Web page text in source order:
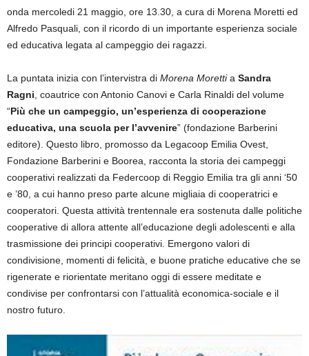
onda mercoledi 21 maggio, ore 13.30, a cura di Morena Moretti ed
Alfredo Pasquali, con il ricordo di un importante esperienza sociale
ed educativa legata al campeggio dei ragazzi.
La puntata inizia con l’intervistra di Morena Morettia Sandra
Ragni , coautrice con Antonio Canovi e Carla Rinaldi del volume
“Più che un campeggio, un’esperienza di cooperazione
educativa, una scuola per l’avvenire” (fondazione Barberini
editore). Questo libro, promosso da Legacoop Emilia Ovest,
Fondazione Barberini e Boorea, racconta la storia dei campeggi
cooperativi realizzati da Federcoop di Reggio Emilia tra gli anni ‘50
e ’80, a cui hanno preso parte alcune migliaia di cooperatrici e
cooperatori. Questa attività trentennale era sostenuta dalle politiche
cooperative di allora attente all’educazione degli adolescenti e alla
trasmissione dei principi cooperativi. Emergono valori di
condivisione, momenti di felicità, e buone pratiche educative che se
rigenerate e riorientate meritano oggi di essere meditate e
condivise per confrontarsi con l’attualità economica-sociale e il
nostro futuro.